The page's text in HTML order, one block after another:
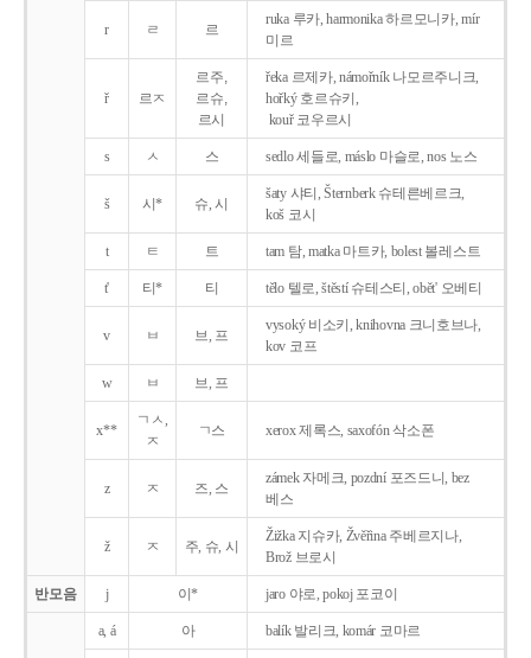
r ㄹ 르
ruka 루카, harmonika 하르모니카, mír
미르
ř 르ㅈ
르주,
르슈,
르시
řeka 르제카, námořník 나모르주니크,
hořký 호르슈키,
kouř 코우르시
s ㅅ 스 sedlo 세들로, máslo 마슬로, nos 노스
š 시* 슈, 시
šaty 샤티, Šternberk 슈테른베르크,
koš 코시
t ㅌ 트 tam 탐, matka 마트카, bolest 볼레스트
t' 티* 티 tělo 텔로, štěstí 슈테스티, obět' 오베티
v ㅂ 브, 프
vysoký 비소키, knihovna 크니호브나,
kov 코프
w ㅂ 브, 프
x**
ㄱㅅ,
ㅈ
ㄱ스 xerox 제록스, saxofón 삭소폰
z ㅈ 즈, 스
zámek 자메크, pozdní 포즈드니, bez
베스
ž ㅈ 주, 슈, 시
Žižka 지슈카, Žvěřina 주베르지나,
Brož 브로시
반모음 j 이* jaro 야로, pokoj 포코이
a, á 아 balík 발리크, komár 코마르